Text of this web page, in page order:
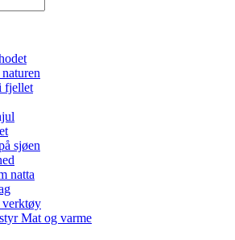
fjellet
sjøen
natta
verktøy
Mat og varme